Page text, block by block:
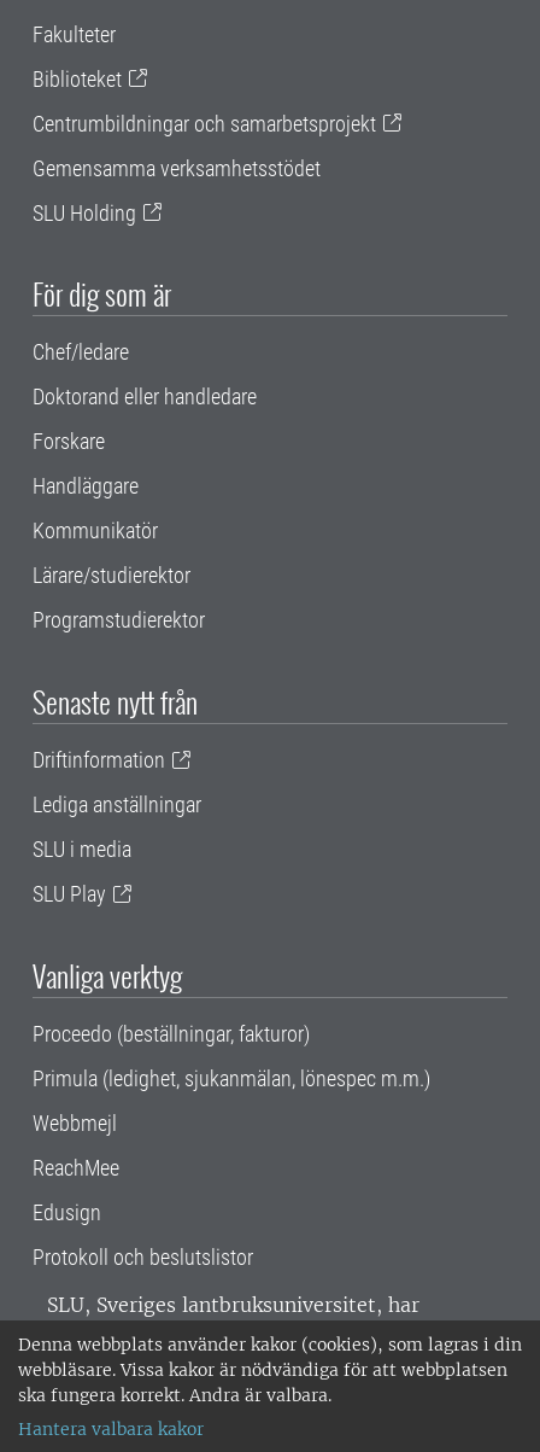
Denna webbplats använder kakor (cookies), som lagras i din
webbläsare. Vissa kakor är nödvändiga för att webbplatsen
ska fungera korrekt. Andra är valbara.
Hantera valbara kakor
Fakulteter
Biblioteket
Centrumbildningar och samarbetsprojekt
Gemensamma verksamhetsstödet
SLU Holding
För dig som är
Chef/ledare
Doktorand eller handledare
Forskare
Handläggare
Kommunikatör
Lärare/studierektor
Programstudierektor
Senaste nytt från
Driftinformation
Lediga anställningar
SLU i media
SLU Play
Vanliga verktyg
Proceedo (beställningar, fakturor)
Primula (ledighet, sjukanmälan, lönespec m.m.)
Webbmejl
ReachMee
Edusign
Protokoll och beslutslistor
SLU, Sveriges lantbruksuniversitet, har
verksamhet över hela Sverige. Huvudorter är
Alnarp, Uppsala och Umeå.SLU är
miljöcertifierat enligt ISO 14001. •
018-67 10 00 • Org nr: 202100-2817 •